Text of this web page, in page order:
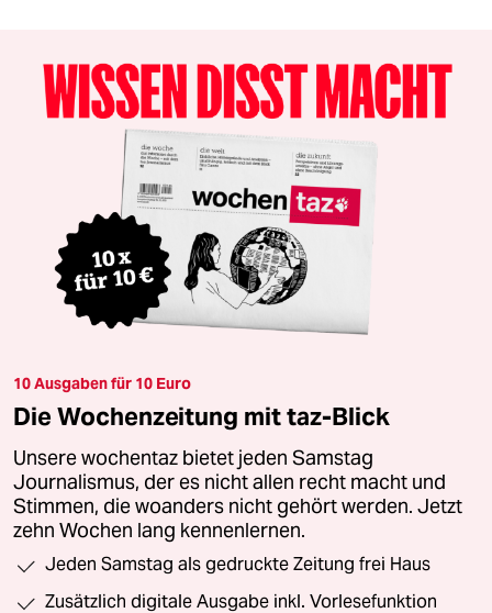
10 Ausgaben für 10 Euro
Die Wochenzeitung mit taz-Blick
Unsere wochentaz bietet jeden Samstag
Journalismus, der es nicht allen recht macht und
Stimmen, die woanders nicht gehört werden. Jetzt
zehn Wochen lang kennenlernen.
Jeden Samstag als gedruckte Zeitung frei Haus
Zusätzlich digitale Ausgabe inkl. Vorlesefunktion